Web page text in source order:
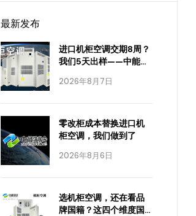
最新发布
2026年8月7日
进口机柜空调交期8周？
我们5天出样——中能制
2026年8月6日
零改柜成本替换进口机
柜空调，我们做到了
选机柜空调，还在看品
牌国籍？这四个维度国